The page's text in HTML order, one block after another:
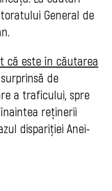
General de
că este în căutarea
de
a traficului, spre
reținerii
dispariției Anei-